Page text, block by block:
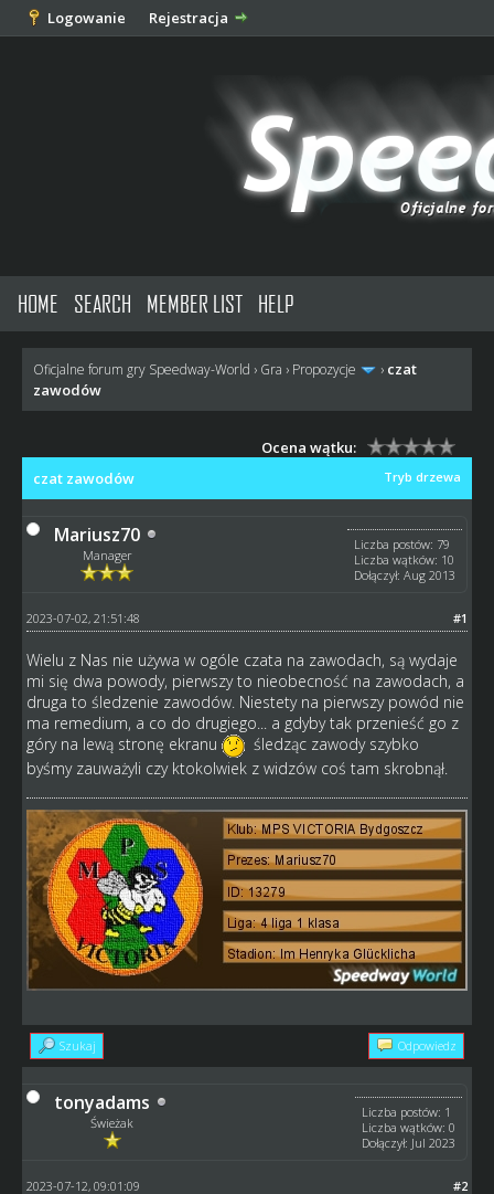
Logowanie Rejestracja
HOME SEARCH MEMBER LIST HELP
Oficjalne forum gry Speedway-World › Gra › Propozycje › czat
zawodów
Ocena wątku:
Tryb drzewa
czat zawodów
Mariusz70
Manager
Liczba postów: 79
Liczba wątków: 10
Dołączył: Aug 2013
#1
2023-07-02, 21:51:48
Wielu z Nas nie używa w ogóle czata na zawodach, są wydaje
mi się dwa powody, pierwszy to nieobecność na zawodach, a
druga to śledzenie zawodów. Niestety na pierwszy powód nie
ma remedium, a co do drugiego... a gdyby tak przenieść go z
góry na lewą stronę ekranu
śledząc zawody szybko
byśmy zauważyli czy ktokolwiek z widzów coś tam skrobnął.
Szukaj Odpowiedz
tonyadams
Świeżak
Liczba postów: 1
Liczba wątków: 0
Dołączył: Jul 2023
#2
2023-07-12, 09:01:09